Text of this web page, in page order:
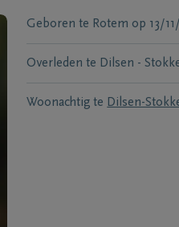
Geboren te Rotem op 13/
Overleden te Dilsen -
Woonachtig te Dilsen-